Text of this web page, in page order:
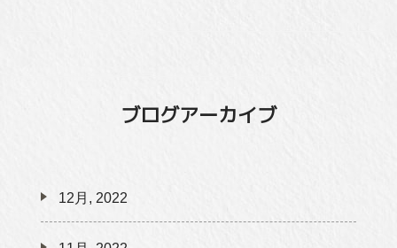
ブログアーカイブ
12月, 2022